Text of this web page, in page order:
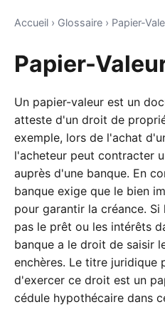
Accueil › Glossaire › Papier-
Papier-
Un papier-valeur est un
atteste d'un droit de
exemple, lors de l'achat
l'acheteur peut contracter
auprès d'une banque. En
banque exige que le bien
pour garantir la créance.
pas le prêt ou les intérêts
banque a le droit de saisir
enchères. Le titre juridique
d'exercer ce droit est un
cédule hypothécaire dans